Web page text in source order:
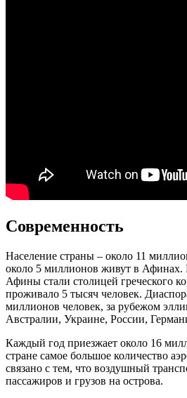
Современность
Население страны – около 11
около 5 миллионов живут в Афинах.
Афины стали столицей греческого
проживало 5 тысяч человек.
миллионов человек, за рубежом
Австралии, Украине, России,
Каждый год приезжает около 16
стране самое большое количество
связано с тем, что воздушный
пассажиров и грузов на острова.